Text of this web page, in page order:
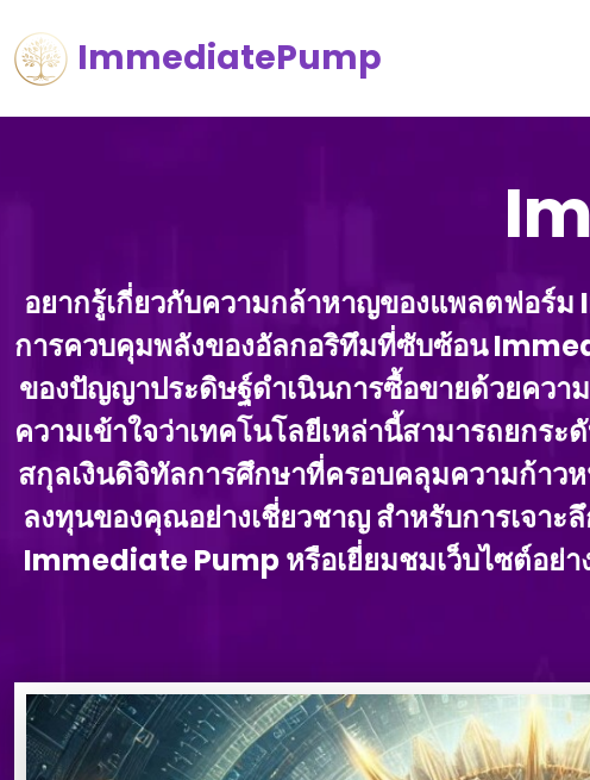
ImmediatePump
อยากรู้เกี่ยวกับความกล้าหาญของแพลตฟอร์
การควบคุมพลังของอัลกอริทึมที่ซับซ้อน
ของปัญญาประดิษฐ์ดําเนินการซื้อขายด้วยควา
ความเข้าใจว่าเทคโนโลยีเหล่านี้สามารถยกร
สกุลเงินดิจิทัลการศึกษาที่ครอบคลุมความก้าว
ลงทุนของคุณอย่างเชี่ยวชาญ สําหรับการเจา
Immediate Pump หรือเยี่ยมชมเว็บไซต์อย่